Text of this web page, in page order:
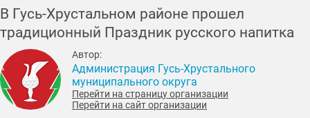
В Гусь-Хрустальном районе прошел
традиционный Праздник русского напитка
Автор:
Администрация Гусь-Хрустального
муниципального округа
Перейти на страницу организации
Перейти на сайт организации